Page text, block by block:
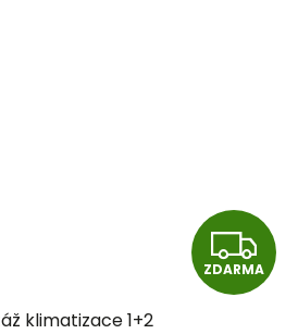
Z
D
ZDARMA
klimatizace 1+2